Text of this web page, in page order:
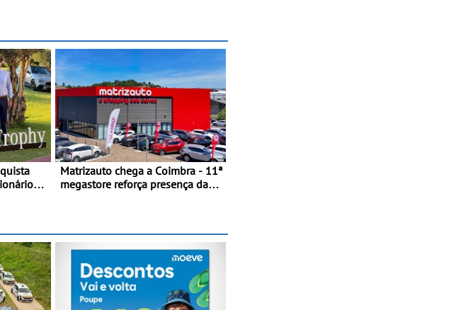
de regressar ao pódio
Matrizauto chega a Coimbra - 11ª
megastore reforça presença da